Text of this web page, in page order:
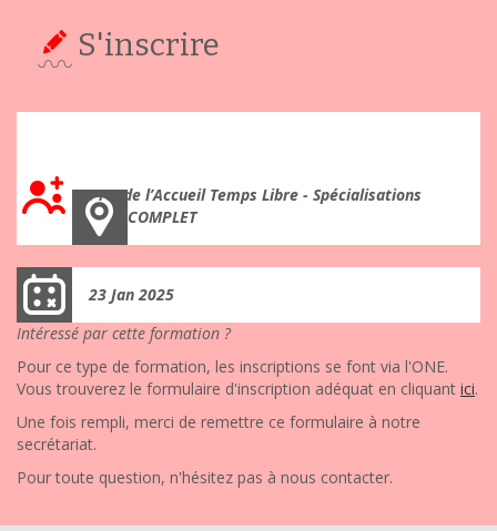
S'inscrire
Pro. de l’Accueil Temps Libre - Spécialisations
COMPLET
23 Jan 2025
Intéressé par cette formation ?
Pour ce type de formation, les inscriptions se font via l'ONE.
Vous trouverez le formulaire d'inscription adéquat en cliquant ici.
Une fois rempli, merci de remettre ce formulaire à notre
secrétariat.
Pour toute question, n'hésitez pas à nous contacter.